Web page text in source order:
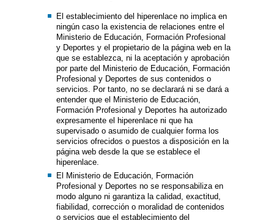
El establecimiento del hiperenlace no implica en
ningún caso la existencia de relaciones entre el
Ministerio de Educación, Formación Profesional
y Deportes y el propietario de la página web en la
que se establezca, ni la aceptación y aprobación
por parte del Ministerio de Educación, Formación
Profesional y Deportes de sus contenidos o
servicios. Por tanto, no se declarará ni se dará a
entender que el Ministerio de Educación,
Formación Profesional y Deportes ha autorizado
expresamente el hiperenlace ni que ha
supervisado o asumido de cualquier forma los
servicios ofrecidos o puestos a disposición en la
página web desde la que se establece el
hiperenlace.
El Ministerio de Educación, Formación
Profesional y Deportes no se responsabiliza en
modo alguno ni garantiza la calidad, exactitud,
fiabilidad, corrección o moralidad de contenidos
o servicios que el establecimiento del